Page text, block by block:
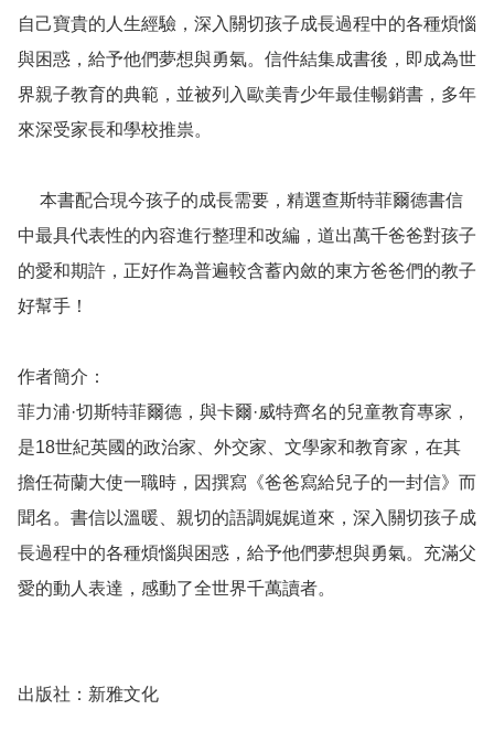
自己寶貴的人生經驗，深入關切孩子成長過程中的各種煩惱
與困惑，給予他們夢想與勇氣。信件結集成書後，即成為世
界親子教育的典範，並被列入歐美青少年最佳暢銷書，多年
來深受家長和學校推祟。
中最具代表性的內容進行整理和改編，道出萬千爸爸對孩子
的愛和期許，正好作為普遍較含蓄內斂的東方爸爸們的教子
好幫手！
作者簡介：
菲力浦·切斯特菲爾德，與卡爾·威特齊名的兒童教育專家，
是18世紀英國的政治家、外交家、文學家和教育家，在其
擔任荷蘭大使一職時，因撰寫《爸爸寫給兒子的一封信》而
聞名。書信以溫暖、親切的語調娓娓道來，深入關切孩子成
長過程中的各種煩惱與困惑，給予他們夢想與勇氣。充滿父
愛的動人表達，感動了全世界千萬讀者。
出版社：新雅文化